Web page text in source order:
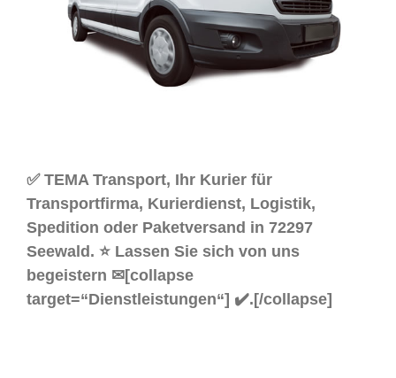
✅ TEMA Transport, Ihr Kurier für
Transportfirma, Kurierdienst, Logistik,
Spedition oder Paketversand in 72297
Seewald. ⭐ Lassen Sie sich von uns
begeistern ✉[collapse
target=“Dienstleistungen“] ✔️.[/collapse]